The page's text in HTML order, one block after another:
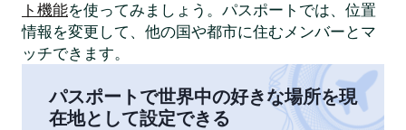
ト機能を使ってみましょう。パスポートでは、位置
情報を変更して、他の国や都市に住むメンバーとマ
ッチできます。
パスポートで世界中の好きな場所を現
在地として設定できる